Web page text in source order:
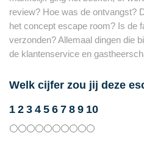
review? Hoe was de ontvangst?
het concept escape room? Is de
verzonden? Allemaal dingen die
de klantenservice en
Welk cijfer zou jij deze
1 2 3 4 5 6 7 8 9 10